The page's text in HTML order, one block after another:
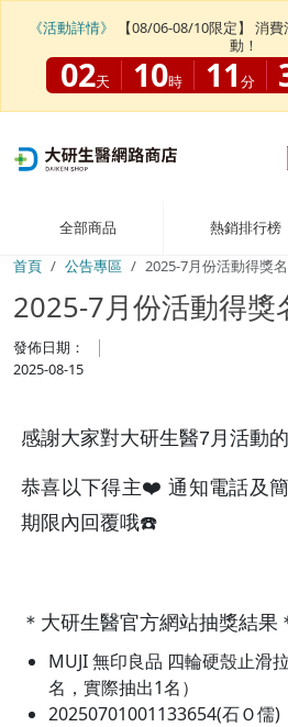
全部商品 熱銷排行榜
首頁
公告專區 2025-7月份活動得獎
2025-7月份活動得獎
發佈日期：
2025-08-15
感謝大家對大研生醫7月活動
恭喜以下得主❤️ 通知電話及
期限內回覆哦☎️
＊大研生醫官方網站抽獎結果
MUJI 無印良品 四輪硬殼止滑
名，實際抽出1名）
20250701001133654(石Ｏ儒)
《活動詳情》
【08/06-08/10限定】 消
動！
02天 10時 11 分